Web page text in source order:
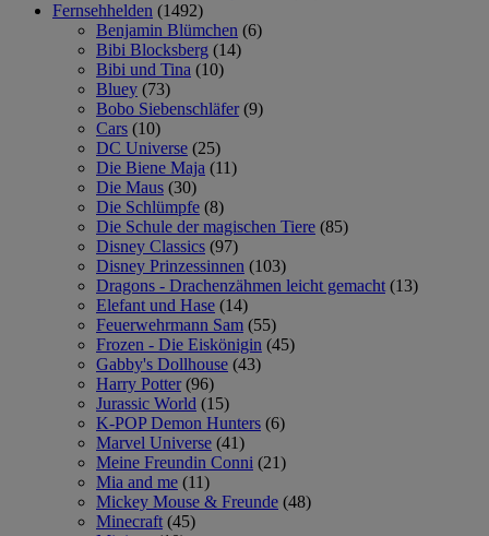
Fernsehhelden (1492)
Benjamin Blümchen (6)
Bibi Blocksberg (14)
Bibi und Tina (10)
Bluey (73)
Bobo Siebenschläfer (9)
Cars (10)
DC Universe (25)
Die Biene Maja (11)
Die Maus (30)
Die Schlümpfe (8)
Die Schule der magischen Tiere (85)
Disney Classics (97)
Disney Prinzessinnen (103)
Dragons - Drachenzähmen leicht gemacht (13)
Elefant und Hase (14)
Feuerwehrmann Sam (55)
Frozen - Die Eiskönigin (45)
Gabby's Dollhouse (43)
Harry Potter (96)
Jurassic World (15)
K-POP Demon Hunters (6)
Marvel Universe (41)
Meine Freundin Conni (21)
Mia and me (11)
Mickey Mouse & Freunde (48)
Minecraft (45)